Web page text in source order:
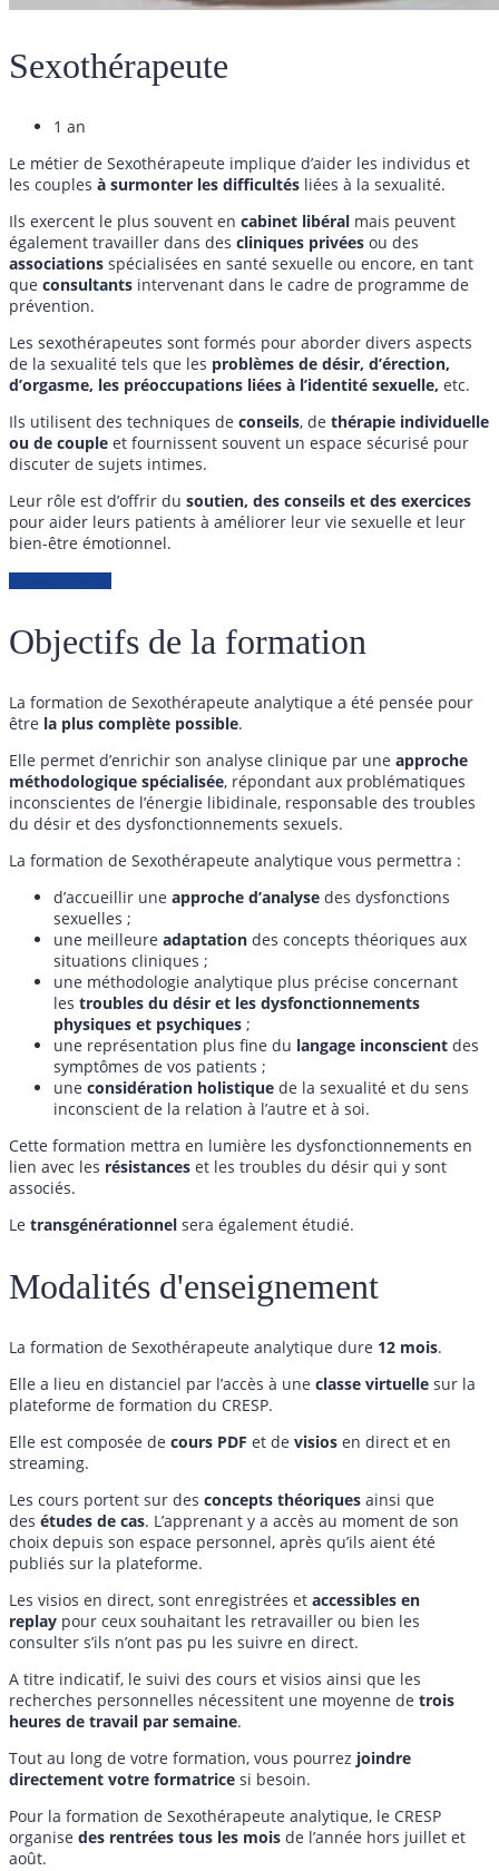
Sexothérapeute
1 an
Le métier de Sexothérapeute implique d’aider les individus et
les couples à surmonter les difficultés liées à la sexualité.
Ils exercent le plus souvent en cabinet libéral mais peuvent
également travailler dans des cliniques privées ou des
associations spécialisées en santé sexuelle ou encore, en tant
que consultants intervenant dans le cadre de programme de
prévention.
Les sexothérapeutes sont formés pour aborder divers aspects
de la sexualité tels que les problèmes de désir, d’érection,
d’orgasme, les préoccupations liées à l’identité sexuelle, etc.
Ils utilisent des techniques de conseils, de thérapie individuelle
ou de couple et fournissent souvent un espace sécurisé pour
discuter de sujets intimes.
Leur rôle est d’offrir du soutien, des conseils et des exercices
pour aider leurs patients à améliorer leur vie sexuelle et leur
bien-être émotionnel.
Objectifs de la formation
La formation de Sexothérapeute analytique a été pensée pour
être la plus complète possible.
Elle permet d’enrichir son analyse clinique par une approche
méthodologique spécialisée, répondant aux problématiques
inconscientes de l’énergie libidinale, responsable des troubles
du désir et des dysfonctionnements sexuels.
La formation de Sexothérapeute analytique vous permettra :
d’accueillir une approche d’analyse des dysfonctions
sexuelles ;
une meilleure adaptation des concepts théoriques aux
situations cliniques ;
une méthodologie analytique plus précise concernant
les troubles du désir et les dysfonctionnements
physiques et psychiques ;
une représentation plus fine du langage inconscient des
symptômes de vos patients ;
une considération holistique de la sexualité et du sens
inconscient de la relation à l’autre et à soi.
Cette formation mettra en lumière les dysfonctionnements en
lien avec les résistances et les troubles du désir qui y sont
associés.
Le transgénérationnel sera également étudié.
Modalités d'enseignement
La formation de Sexothérapeute analytique dure 12 mois.
Elle a lieu en distanciel par l’accès à une classe virtuelle sur la
plateforme de formation du CRESP.
Elle est composée de cours PDF et de visios en direct et en
streaming.
Les cours portent sur des concepts théoriques ainsi que
des études de cas. L’apprenant y a accès au moment de son
choix depuis son espace personnel, après qu’ils aient été
publiés sur la plateforme.
Les visios en direct, sont enregistrées et accessibles en
replay pour ceux souhaitant les retravailler ou bien les
consulter s’ils n’ont pas pu les suivre en direct.
A titre indicatif, le suivi des cours et visios ainsi que les
recherches personnelles nécessitent une moyenne de trois
heures de travail par semaine.
Tout au long de votre formation, vous pourrez joindre
directement votre formatrice si besoin.
Pour la formation de Sexothérapeute analytique, le CRESP
organise des rentrées tous les mois de l’année hors juillet et
août.